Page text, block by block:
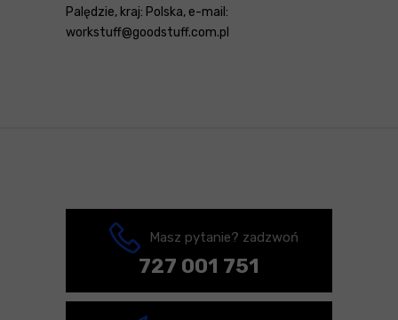
Palędzie, kraj: Polska, e-mail:
workstuff@goodstuff.com.pl
Masz pytanie? zadzwoń
727 001 751